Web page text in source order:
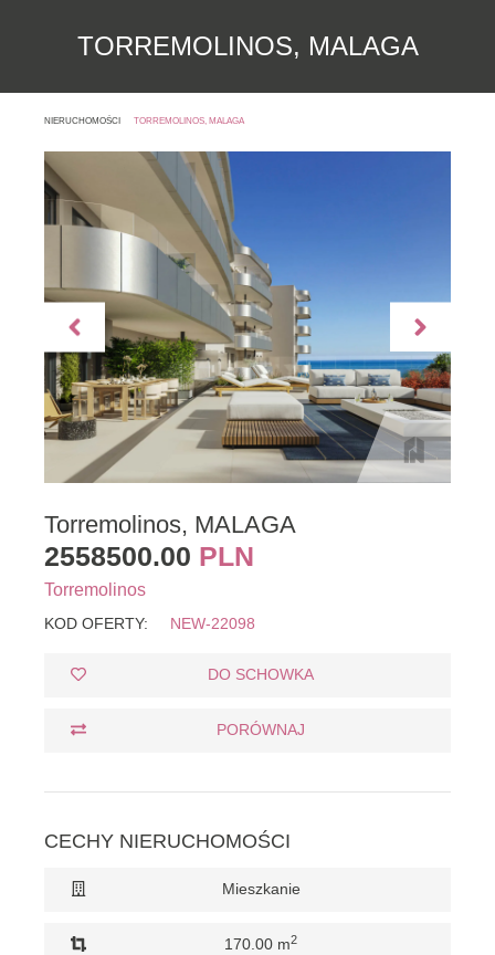
TORREMOLINOS, MALAGA
NIERUCHOMOŚCI TORREMOLINOS, MALAGA
Torremolinos, MALAGA
2558500.00 PLN
Torremolinos
KOD OFERTY: NEW-22098
DO SCHOWKA
PORÓWNAJ
CECHY NIERUCHOMOŚCI
Mieszkanie
170.00 m2